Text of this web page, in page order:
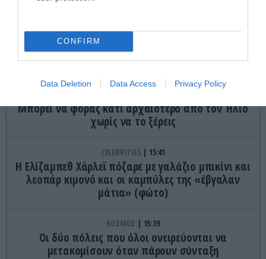
CONFIRM
Data Deletion Data Access Privacy Policy
Ιράν: «Το άνοιγμα των Στενών του Ορμούζ
εξαρτάται από την αποδοχή των όρων μας από
τις ΗΠΑ»
Μπορεί να φοράς κάτι αρχαιότερο από τον Ήλιο
χωρίς να το ξέρεις
CELEBRITIES 15:41
Η Ελίζαμπεθ Χάρλεϊ πόζαρε με γαλάζιο μπικίνι και
λεοπάρ κιμονό και οι καμπύλες της «έβγαλαν
μάτια» (φώτο)
ΚΟΣΜΟΣ 15:39
Οι δύο πόλεις που όλοι ονειρεύονται να
μετακομίσουν όταν πάρουν σύνταξη